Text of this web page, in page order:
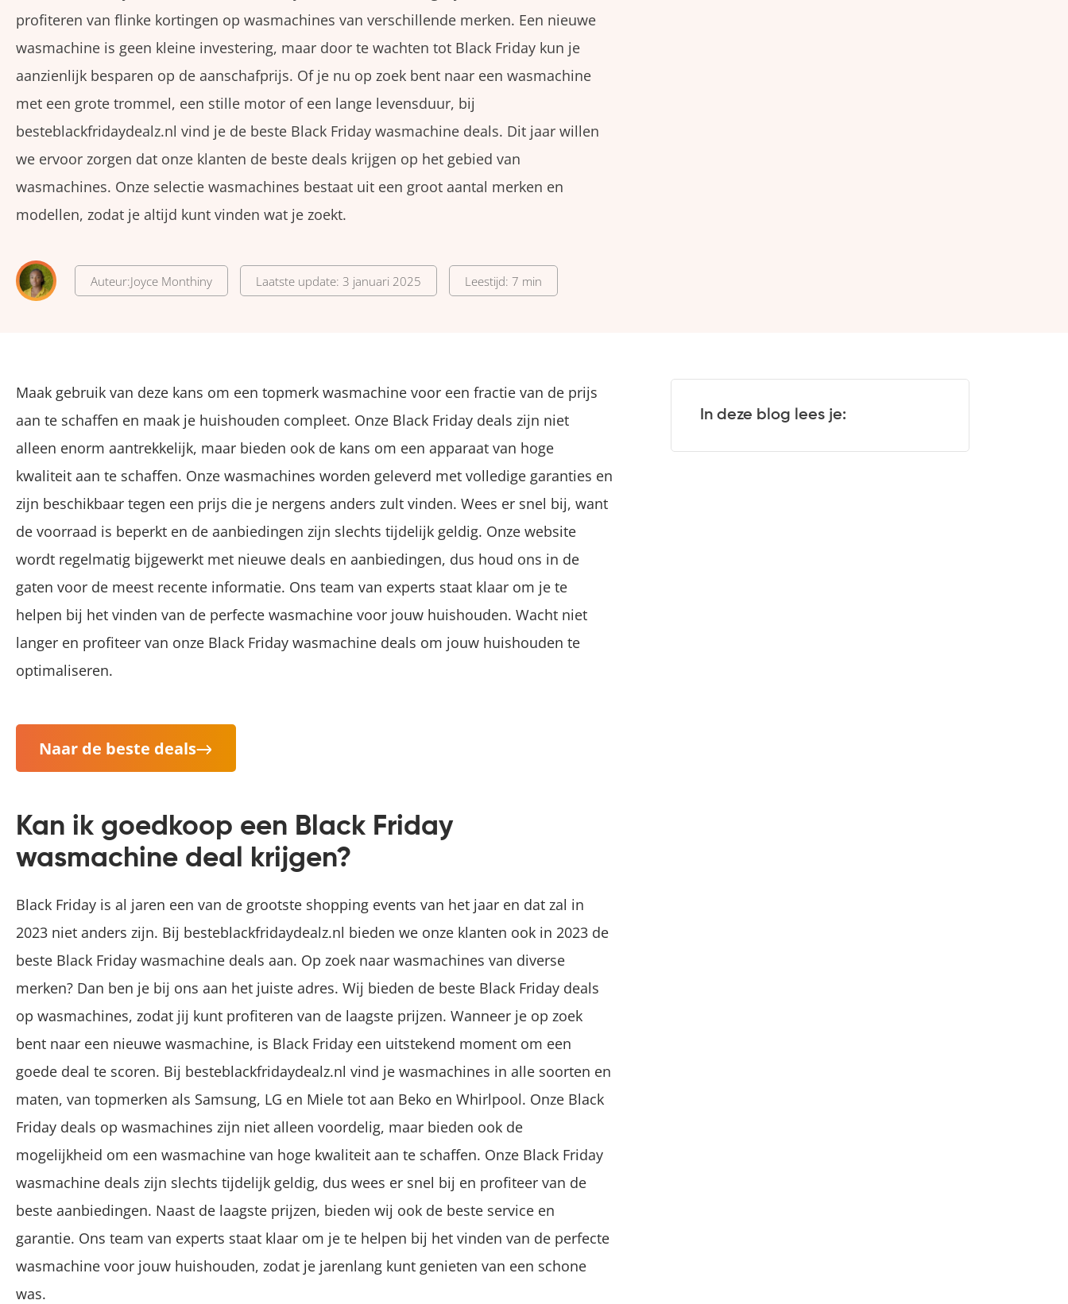
profiteren van flinke kortingen op wasmachines van verschillende merken. Een nieuwe
wasmachine is geen kleine investering, maar door te wachten tot Black Friday kun je
aanzienlijk besparen op de aanschafprijs. Of je nu op zoek bent naar een wasmachine
met een grote trommel, een stille motor of een lange levensduur, bij
besteblackfridaydealz.nl vind je de beste Black Friday wasmachine deals. Dit jaar willen
we ervoor zorgen dat onze klanten de beste deals krijgen op het gebied van
wasmachines. Onze selectie wasmachines bestaat uit een groot aantal merken en
modellen, zodat je altijd kunt vinden wat je zoekt.
Auteur:Joyce Monthiny Laatste update: 3 januari 2025 Leestijd: 7 min
Maak gebruik van deze kans om een topmerk wasmachine voor een fractie van de prijs
aan te schaffen en maak je huishouden compleet. Onze Black Friday deals zijn niet
alleen enorm aantrekkelijk, maar bieden ook de kans om een apparaat van hoge
kwaliteit aan te schaffen. Onze wasmachines worden geleverd met volledige garanties en
zijn beschikbaar tegen een prijs die je nergens anders zult vinden. Wees er snel bij, want
de voorraad is beperkt en de aanbiedingen zijn slechts tijdelijk geldig. Onze website
wordt regelmatig bijgewerkt met nieuwe deals en aanbiedingen, dus houd ons in de
gaten voor de meest recente informatie. Ons team van experts staat klaar om je te
helpen bij het vinden van de perfecte wasmachine voor jouw huishouden. Wacht niet
langer en profiteer van onze Black Friday wasmachine deals om jouw huishouden te
optimaliseren.
Naar de beste deals
Kan ik goedkoop een Black Friday
wasmachine deal krijgen?
Black Friday is al jaren een van de grootste shopping events van het jaar en dat zal in
2023 niet anders zijn. Bij besteblackfridaydealz.nl bieden we onze klanten ook in 2023 de
beste Black Friday wasmachine deals aan. Op zoek naar wasmachines van diverse
merken? Dan ben je bij ons aan het juiste adres. Wij bieden de beste Black Friday deals
op wasmachines, zodat jij kunt profiteren van de laagste prijzen. Wanneer je op zoek
bent naar een nieuwe wasmachine, is Black Friday een uitstekend moment om een
goede deal te scoren. Bij besteblackfridaydealz.nl vind je wasmachines in alle soorten en
maten, van topmerken als Samsung, LG en Miele tot aan Beko en Whirlpool. Onze Black
Friday deals op wasmachines zijn niet alleen voordelig, maar bieden ook de
mogelijkheid om een wasmachine van hoge kwaliteit aan te schaffen. Onze Black Friday
wasmachine deals zijn slechts tijdelijk geldig, dus wees er snel bij en profiteer van de
beste aanbiedingen. Naast de laagste prijzen, bieden wij ook de beste service en
garantie. Ons team van experts staat klaar om je te helpen bij het vinden van de perfecte
wasmachine voor jouw huishouden, zodat je jarenlang kunt genieten van een schone
was.
In deze blog lees je: